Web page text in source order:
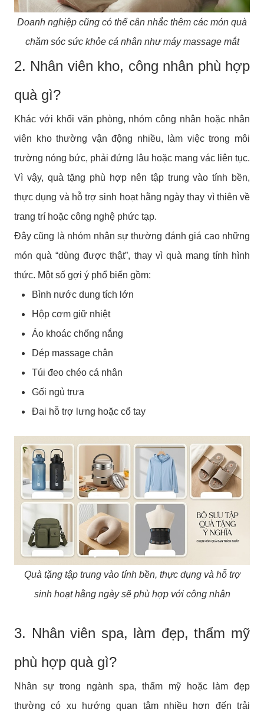
Doanh nghiệp cũng có thể cân nhắc thêm các món quà
chăm sóc sức khỏe cá nhân như máy massage mắt
2. Nhân viên kho, công nhân phù hợp
quà gì?
Khác với khối văn phòng, nhóm công nhân hoặc nhân
viên kho thường vận động nhiều, làm việc trong môi
trường nóng bức, phải đứng lâu hoặc mang vác liên tục.
Vì vậy, quà tặng phù hợp nên tập trung vào tính bền,
thực dụng và hỗ trợ sinh hoạt hằng ngày thay vì thiên về
trang trí hoặc công nghệ phức tạp.
Đây cũng là nhóm nhân sự thường đánh giá cao những
món quà “dùng được thật”, thay vì quà mang tính hình
thức. Một số gợi ý phổ biến gồm:
Bình nước dung tích lớn
Hộp cơm giữ nhiệt
Áo khoác chống nắng
Dép massage chân
Túi đeo chéo cá nhân
Gối ngủ trưa
Đai hỗ trợ lưng hoặc cổ tay
Quà tặng tập trung vào tính bền, thực dụng và hỗ trợ
sinh hoạt hằng ngày sẽ phù hợp với công nhân
3. Nhân viên spa, làm đẹp, thẩm mỹ
phù hợp quà gì?
Nhân sự trong ngành spa, thẩm mỹ hoặc làm đẹp
thường có xu hướng quan tâm nhiều hơn đến trải